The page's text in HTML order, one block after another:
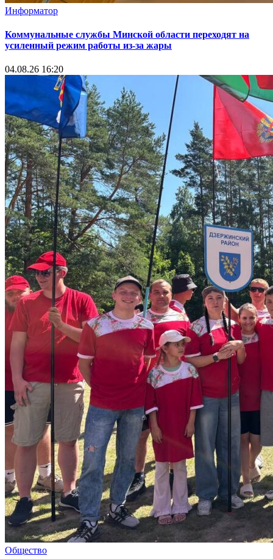
Информатор
Коммунальные службы Минской области переходят на
усиленный режим работы из-за жары
04.08.26 16:20
Общество